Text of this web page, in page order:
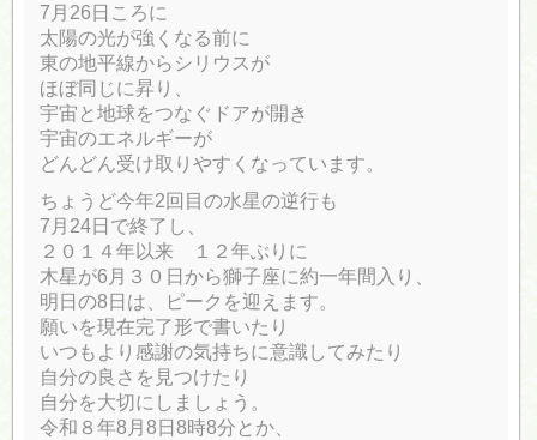
7月26日ころに
太陽の光が強くなる前に
東の地平線からシリウスが
ほぼ同じに昇り、
宇宙と地球をつなぐドアが開き
宇宙のエネルギーが
どんどん受け取りやすくなっています。
ちょうど今年2回目の水星の逆行も
7月24日で終了し、
２０１４年以来 １２年ぶりに
木星が6月３０日から獅子座に約一年間入り、
明日の8日は、ピークを迎えます。
願いを現在完了形で書いたり
いつもより感謝の気持ちに意識してみたり
自分の良さを見つけたり
自分を大切にしましょう。
令和８年8月8日8時8分とか、